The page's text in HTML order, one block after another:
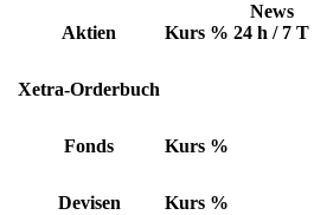
Aktien Kurs %
News
24 h / 7 T
Xetra-Orderbuch
Fonds Kurs %
Devisen Kurs %